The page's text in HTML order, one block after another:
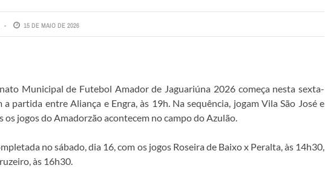
15 DE MAIO DE 2026
Municipal de Futebol Amador de Jaguariúna 2026 começa nesta sexta-
partida entre Aliança e Engra, às 19h. Na sequência, jogam Vila São José e
os jogos do Amadorzão acontecem no campo do Azulão.
no sábado, dia 16, com os jogos Roseira de Baixo x Peralta, às 14h30,
às 16h30.